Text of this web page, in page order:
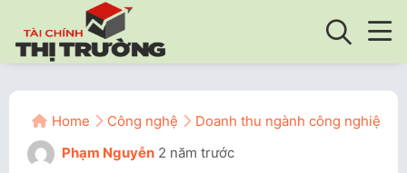
Home Công nghệ
Doanh thu ngành công nghiệp
Phạm Nguyễn 2 năm trước